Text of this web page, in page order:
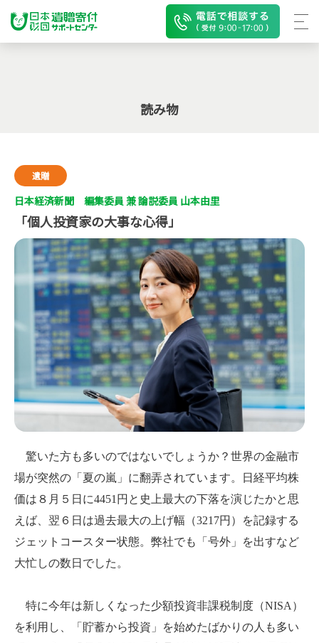
読み物
遺贈
日本経済新聞 編集委員 兼 論説委員 山本由里
「個人投資家の大事な心得」
驚いた方も多いのではないでしょうか？世界の金融市
場が突然の「夏の嵐」に翻弄されています。日経平均株
価は８月５日に4451 円と史上最大の下落を演じたかと思
えば、翌６日は過去最大の上げ幅（3217円）を記録する
ジェットコースター状態。弊社でも「号外」を出すなど
大忙しの数日でした。
特に今年は新しくなった少額投資非課税制度（NISA ）
を利用し、「貯蓄から投資」を始めたばかりの人も多い